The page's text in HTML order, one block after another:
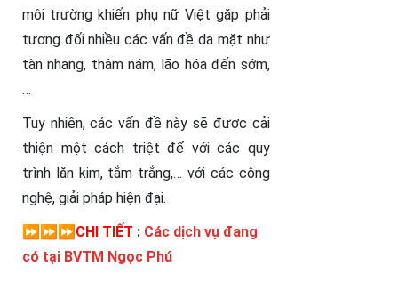
môi trường khiến phụ nữ Việt gặp phải
tương đối nhiều các vấn đề da mặt như
tàn nhang, thâm nám, lão hóa đến sớm,
…
Tuy nhiên, các vấn đề này sẽ được cải
thiện một cách triệt để với các quy
trình lăn kim, tắm trắng,… với các công
nghệ, giải pháp hiện đại.
⏩ ⏩ ⏩ CHI TIẾT : Các dịch vụ đang
có tại BVTM Ngọc Phú